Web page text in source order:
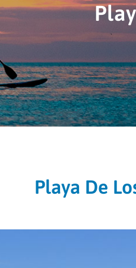
Playa De